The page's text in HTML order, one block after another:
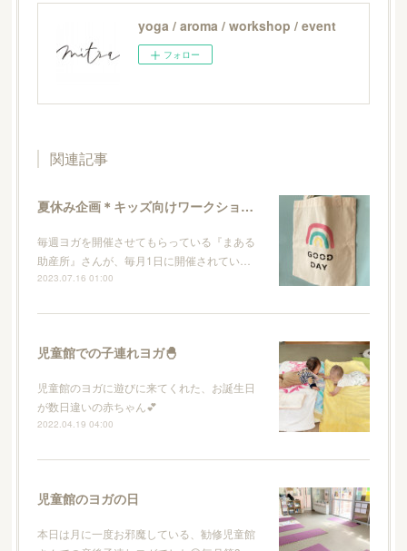
yoga / aroma / workshop / event
フォロー
関連記事
夏休み企画＊キッズ向けワークショップのお知らせ
毎週ヨガを開催させてもらっている『まある
助産所』さんが、毎月1日に開催されてい…
2023.07.16 01:00
児童館での子連れヨガ🐣
児童館のヨガに遊びに来てくれた、お誕生日
が数日違いの赤ちゃん💕
2022.04.19 04:00
児童館のヨガの日
本日は月に一度お邪魔している、勧修児童館